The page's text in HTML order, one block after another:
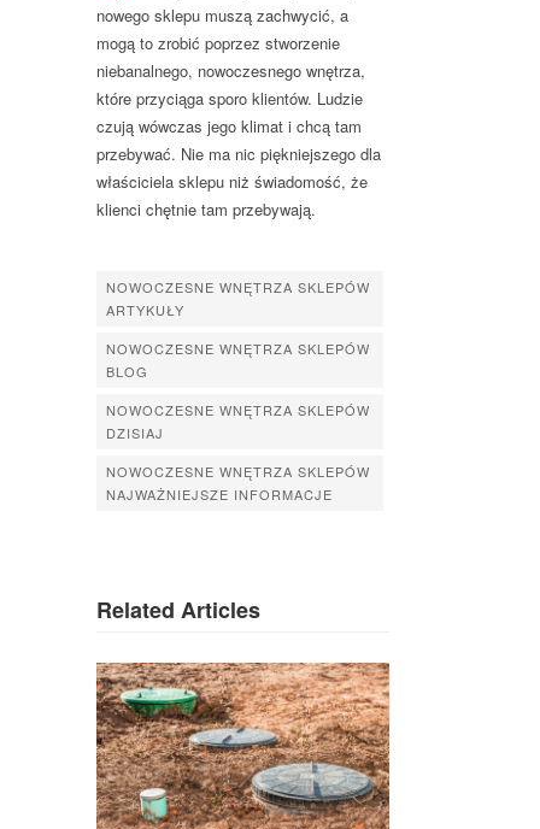
nowego sklepu muszą zachwycić, a
mogą to zrobić poprzez stworzenie
niebanalnego, nowoczesnego wnętrza,
które przyciąga sporo klientów. Ludzie
czują wówczas jego klimat i chcą tam
przebywać. Nie ma nic piękniejszego dla
właściciela sklepu niż świadomość, że
klienci chętnie tam przebywają.
NOWOCZESNE WNĘTRZA SKLEPÓW
ARTYKUŁY
NOWOCZESNE WNĘTRZA SKLEPÓW
BLOG
NOWOCZESNE WNĘTRZA SKLEPÓW
DZISIAJ
NOWOCZESNE WNĘTRZA SKLEPÓW
NAJWAŻNIEJSZE INFORMACJE
Related Articles